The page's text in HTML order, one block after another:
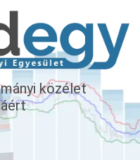
közélet